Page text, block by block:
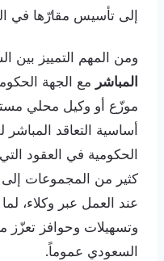
إلى تأسيس مقارّها في
ومن المهم التمييز بين
المباشر مع الجهة
موزّع أو وكيل محلي
أساسية التعاقد المباشر
الحكومية في العقود
كثير من المجموعات
عند العمل عبر وكلاء،
وتسهيلات وحوافز تعزّز
السعودي عموماً.